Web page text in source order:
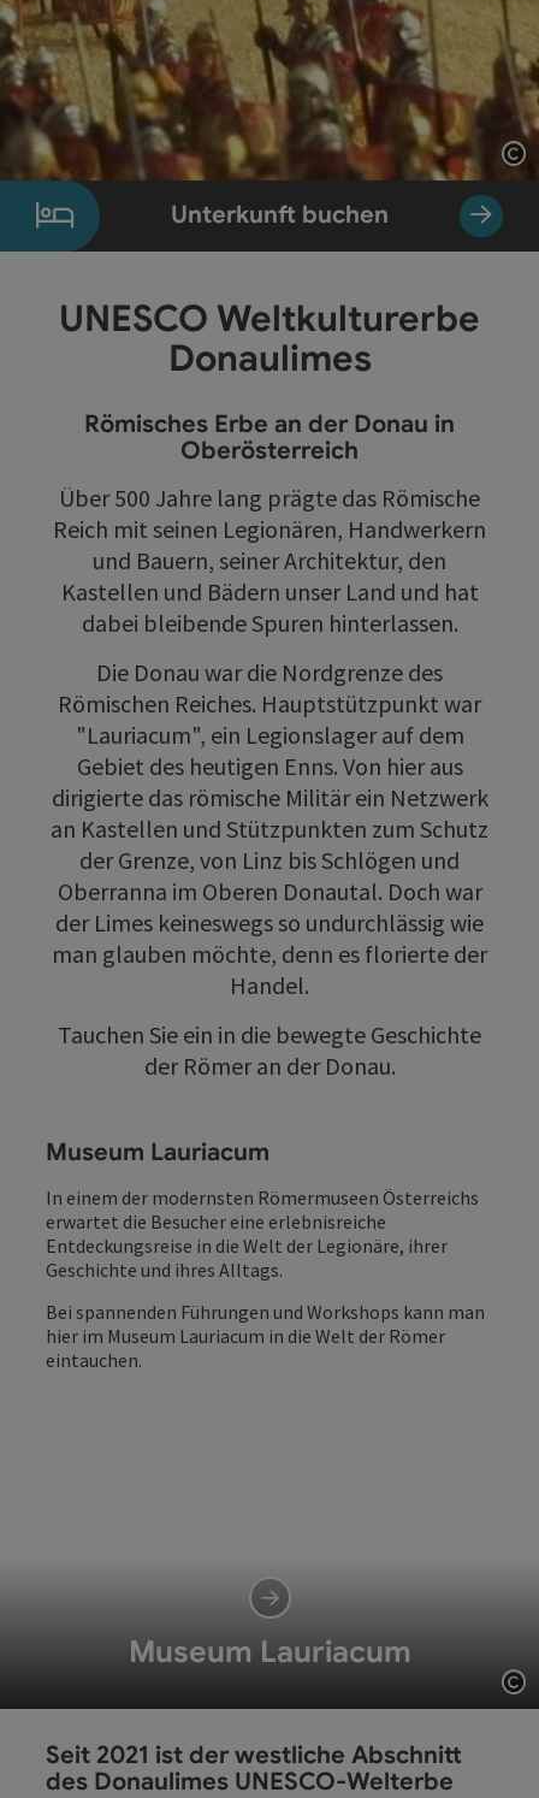
Unterkunft buchen
UNESCO Weltkulturerbe
Donaulimes
Römisches Erbe an der Donau in
Oberösterreich
Über 500 Jahre lang prägte das Römische
Reich mit seinen Legionären, Handwerkern
und Bauern, seiner Architektur, den
Kastellen und Bädern unser Land und hat
dabei bleibende Spuren hinterlassen.
Die Donau war die Nordgrenze des
Römischen Reiches. Hauptstützpunkt war
"Lauriacum", ein Legionslager auf dem
Gebiet des heutigen Enns. Von hier aus
dirigierte das römische Militär ein Netzwerk
an Kastellen und Stützpunkten zum Schutz
der Grenze, von Linz bis Schlögen und
Oberranna im Oberen Donautal. Doch war
der Limes keineswegs so undurchlässig wie
man glauben möchte, denn es florierte der
Handel.
Tauchen Sie ein in die bewegte Geschichte
der Römer an der Donau.
Museum Lauriacum
In einem der modernsten Römermuseen Österreichs
erwartet die Besucher eine erlebnisreiche
Entdeckungsreise in die Welt der Legionäre, ihrer
Geschichte und ihres Alltags.
Bei spannenden Führungen und Workshops kann man
hier im Museum Lauriacum in die Welt der Römer
eintauchen.
Museum Lauriacum
Seit 2021 ist der westliche Abschnitt
des Donaulimes UNESCO-Welterbe